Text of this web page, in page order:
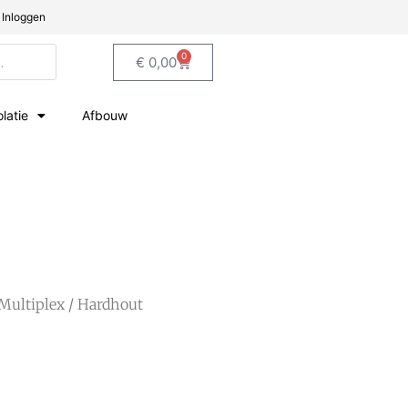
Inloggen
€ 0,00 0
Afbouw
/ Hardhout